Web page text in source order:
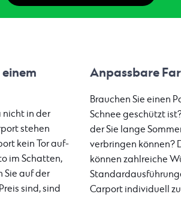
nicht in der
stehen
kein Tor auf-
im Schatten,
Sie auf der
sind, sind
Anpassbare
Brauchen Sie einen
Schnee geschützt
der Sie lange
verbringen können?
können zahlreiche
Carport individuell